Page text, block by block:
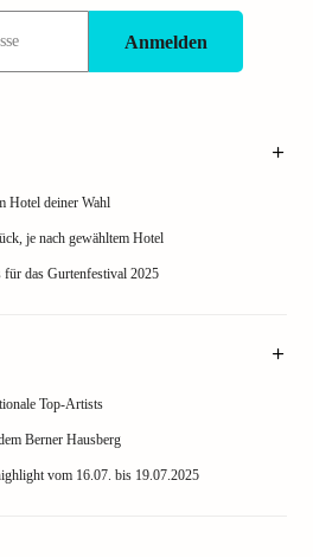
Anmelden
Hotel deiner Wahl
je nach gewähltem Hotel
für das Gurtenfestival 2025
Top-Artists
Berner Hausberg
vom 16.07. bis 19.07.2025